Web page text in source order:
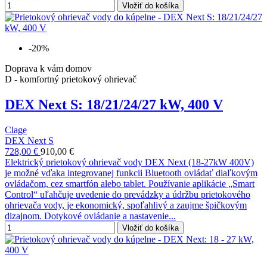
Vložiť do košíka
-20%
Doprava k vám domov
D - komfortný prietokový ohrievač
DEX Next S: 18/21/24/27 kW, 400 V
Clage
DEX Next S
728,00 € 910,00 €
Elektrický prietokový ohrievač vody DEX Next (18-27kW 400V)
je možné vďaka integrovanej funkcii Bluetooth ovládať diaľkovým
ovládačom, cez smartfón alebo tablet. Používanie aplikácie „Smart
Control“ uľahčuje uvedenie do prevádzky a údržbu prietokového
ohrievača vody, je ekonomický, spoľahlivý a zaujme špičkovým
dizajnom. Dotykové ovládanie a nastavenie...
Vložiť do košíka